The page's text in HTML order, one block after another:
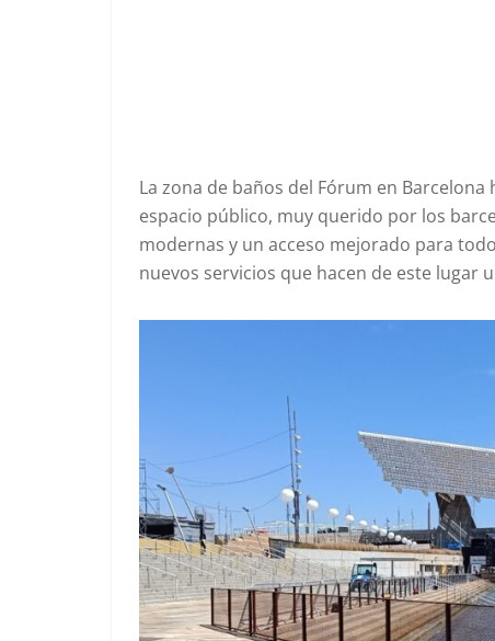
La zona de baños del Fórum en
espacio público, muy querido por los
modernas y un acceso mejorado para
nuevos servicios que hacen de este